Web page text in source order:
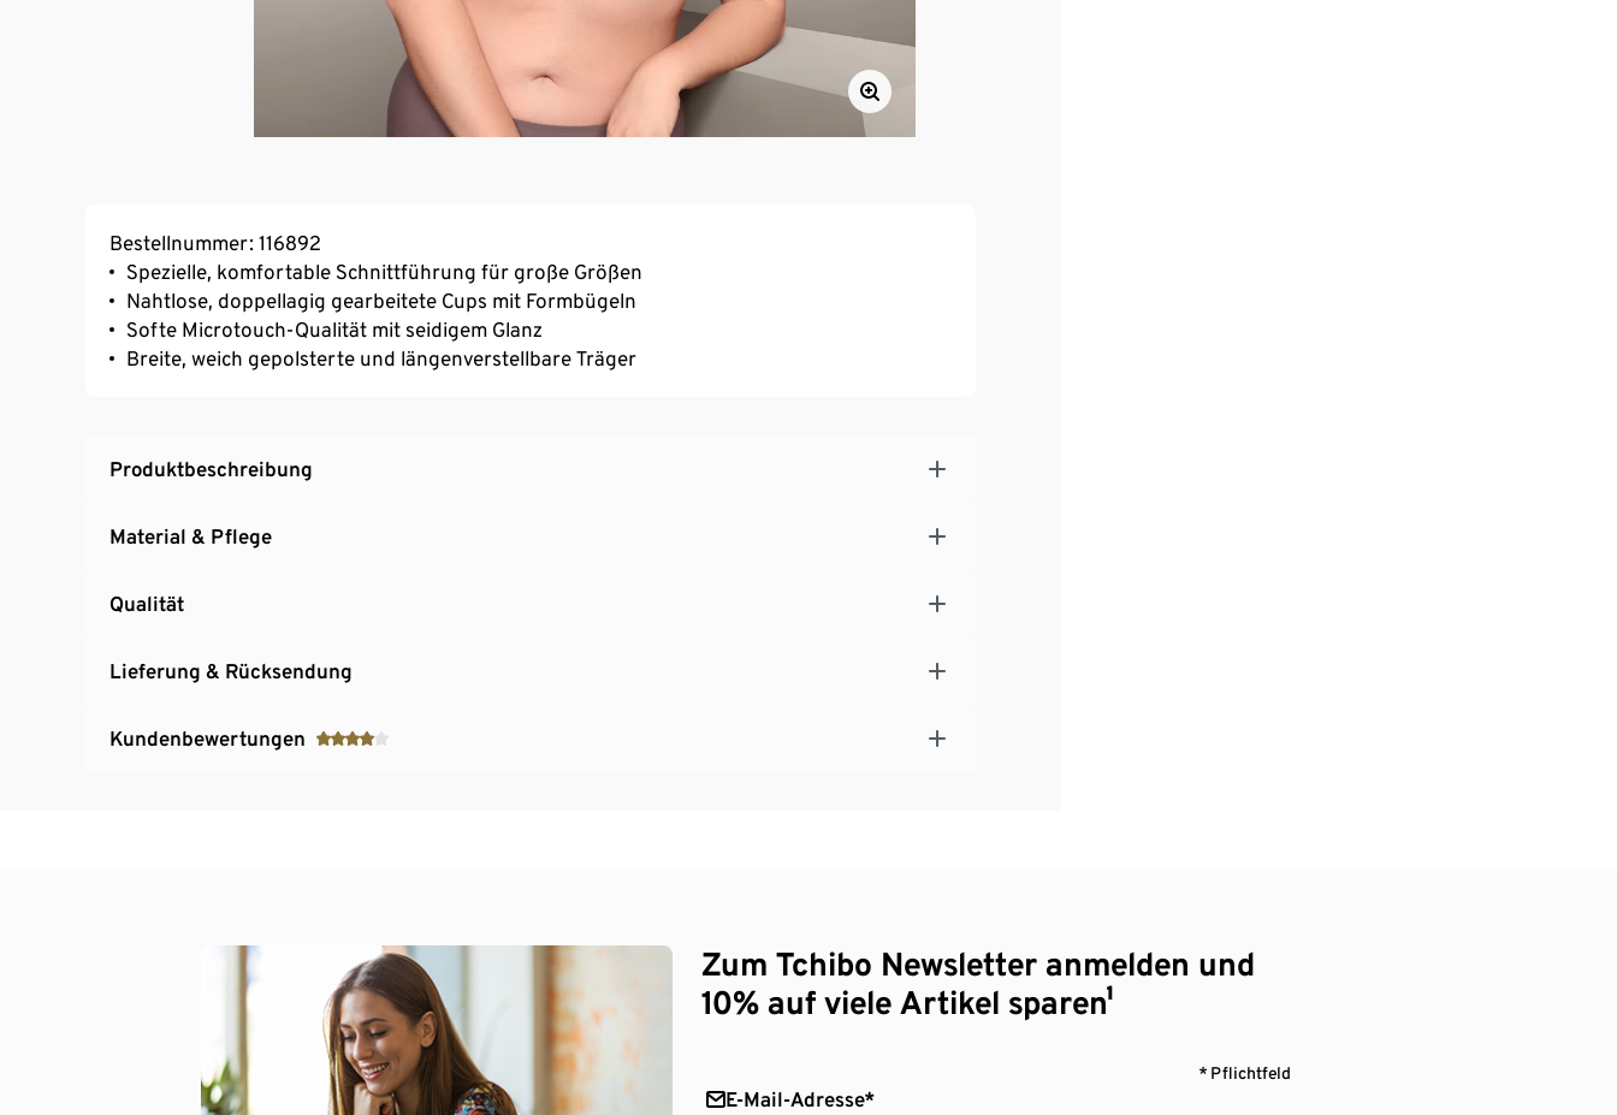
Bestellnummer: 116892
Spezielle, komfortable Schnittführung für große Größen
Nahtlose, doppellagig gearbeitete Cups mit Formbügeln
Softe Microtouch-Qualität mit seidigem Glanz
Breite, weich gepolsterte und längenverstellbare Träger
Produktbeschreibung
Material & Pflege
Qualität
Lieferung & Rücksendung
Kundenbewertungen
Zum Tchibo Newsletter anmelden und
10% auf viele Artikel sparen¹
* Pflichtfeld
E-Mail-Adresse*